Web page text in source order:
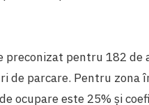
preconizat pentru 182 de
de parcare. Pentru zona
ocupare este 25% și